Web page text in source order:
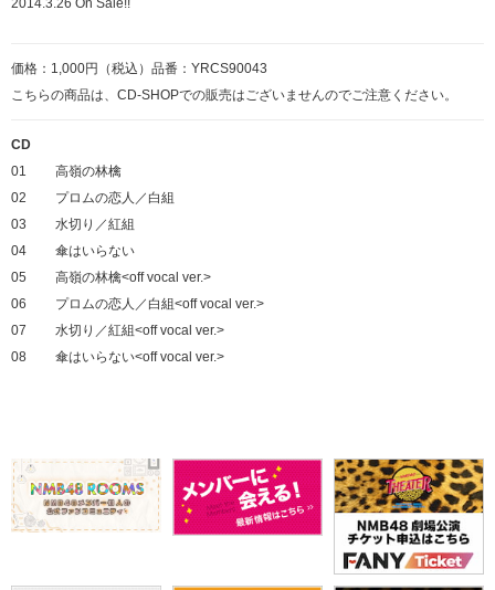
2014.3.26 On Sale!!
価格：1,000円（税込）品番：YRCS90043
こちらの商品は、CD-SHOPでの販売はございませんのでご注意ください。
CD
01
高嶺の林檎
02
プロムの恋人／白組
03
水切り／紅組
04
傘はいらない
05
高嶺の林檎<off vocal ver.>
06
プロムの恋人／白組<off vocal ver.>
07
水切り／紅組<off vocal ver.>
08
傘はいらない<off vocal ver.>